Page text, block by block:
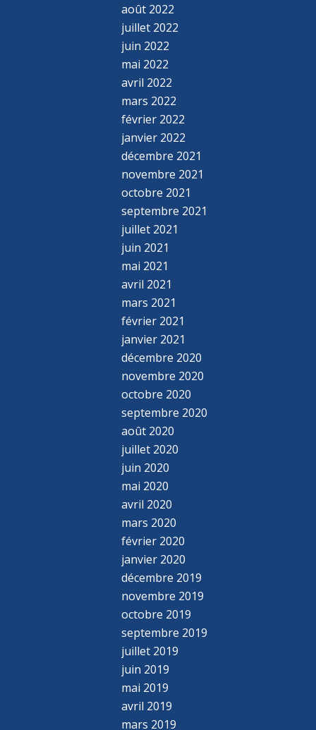
août 2022
juillet 2022
juin 2022
mai 2022
avril 2022
mars 2022
février 2022
janvier 2022
décembre 2021
novembre 2021
octobre 2021
septembre 2021
juillet 2021
juin 2021
mai 2021
avril 2021
mars 2021
février 2021
janvier 2021
décembre 2020
novembre 2020
octobre 2020
septembre 2020
août 2020
juillet 2020
juin 2020
mai 2020
avril 2020
mars 2020
février 2020
janvier 2020
décembre 2019
novembre 2019
octobre 2019
septembre 2019
juillet 2019
juin 2019
mai 2019
avril 2019
mars 2019